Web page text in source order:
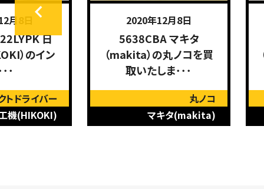
月8日
日
）のイン
･
トドライバー
機(HIKOKI)
2020年12月8日
5638CBA マキタ
（makita）の丸ノコを買
取いたしま･･･
丸ノコ
マキタ(makita)